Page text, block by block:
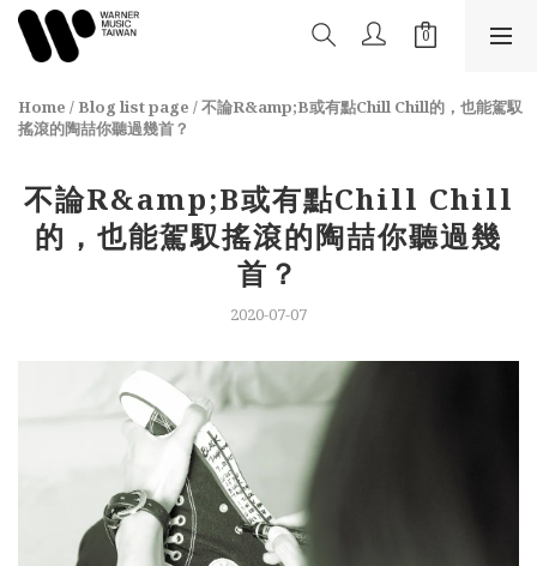
Home / Blog list page /不論R&amp;B或有點Chill Chill的，也能駕馭
搖滾的陶喆你聽過幾首？
不論R&amp;B或有點Chill Chill
的，也能駕馭搖滾的陶喆你聽過幾
首？
2020-07-07